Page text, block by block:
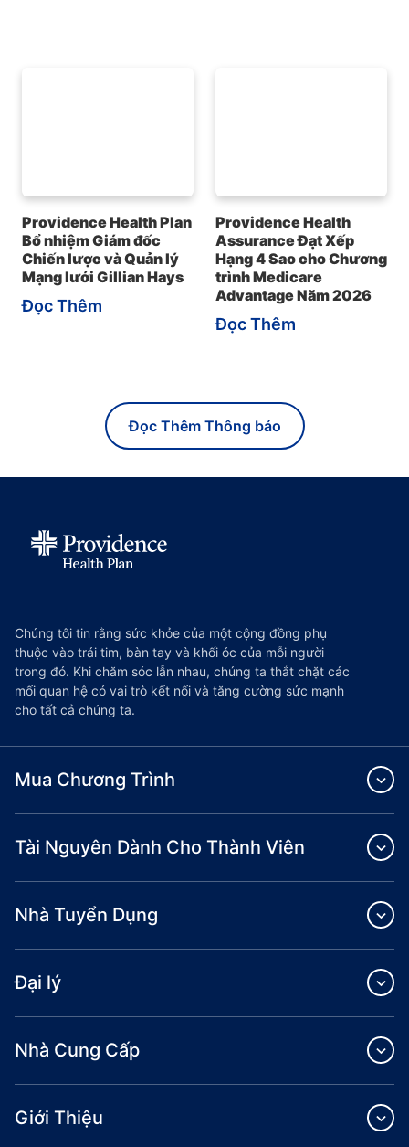
Providence Health Plan
Bổ nhiệm Giám đốc
Chiến lược và Quản lý
Mạng lưới Gillian Hays
Đọc Thêm
Providence Health
Assurance Đạt Xếp
Hạng 4 Sao cho Chương
trình Medicare
Advantage Năm 2026
Đọc Thêm
Đọc Thêm Thông báo
Chúng tôi tin rằng sức khỏe của một cộng đồng phụ
thuộc vào trái tim, bàn tay và khối óc của mỗi người
trong đó. Khi chăm sóc lẫn nhau, chúng ta thắt chặt các
mối quan hệ có vai trò kết nối và tăng cường sức mạnh
cho tất cả chúng ta.
Mua Chương Trình
Tài Nguyên Dành Cho Thành Viên
Nhà Tuyển Dụng
Đại lý
Nhà Cung Cấp
Giới Thiệu